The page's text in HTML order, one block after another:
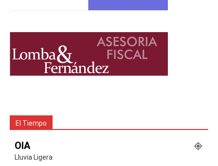
El Tiempo
OIA
Lluvia Ligera